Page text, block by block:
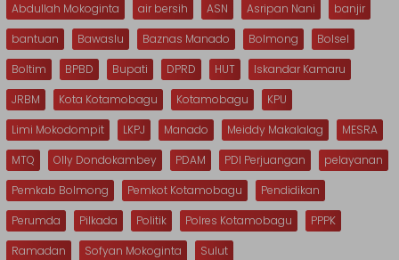
Abdullah Mokoginta air bersih ASN Asripan Nani
banjir
bantuan
Bawaslu Baznas Manado Bolmong
Bolsel
Boltim
BPBD Bupati DPRD HUT
Iskandar Kamaru
JRBM
Kota Kotamobagu Kotamobagu
KPU
Limi Mokodompit
LKPJ Manado Meiddy Makalalag
MESRA
MTQ
Olly Dondokambey PDAM PDI Perjuangan
pelayanan
Pemkab Bolmong
Pemkot Kotamobagu
Pendidikan
Perumda
Pilkada Politik Polres Kotamobagu
PPPK
Ramadan
Sofyan Mokoginta
Sulut